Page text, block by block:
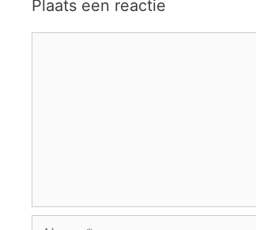
Plaats een reactie